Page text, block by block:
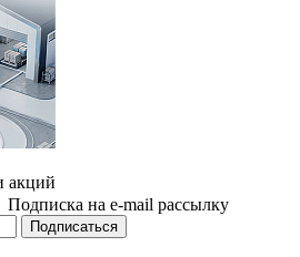
акций
Подписка на e-mail рассылку